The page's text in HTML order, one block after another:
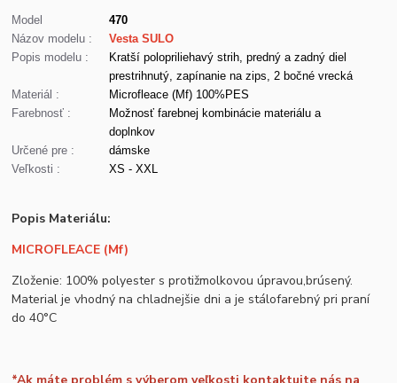
Model
470
Názov modelu :
Vesta SULO
Popis modelu :
Kratší polopriliehavý strih, predný a zadný diel
prestrihnutý, zapínanie na zips, 2 bočné vrecká
Materiál :
Microfleace (Mf) 100%PES
Farebnosť :
Možnosť farebnej kombinácie materiálu a
doplnkov
Určené pre :
dámske
Veľkosti :
XS - XXL
Popis Materiálu:
MICROFLEACE (Mf)
Zloženie: 100% polyester s protižmolkovou úpravou,brúsený.
Material je vhodný na chladnejšie dni a je stálofarebný pri praní
do 40°C